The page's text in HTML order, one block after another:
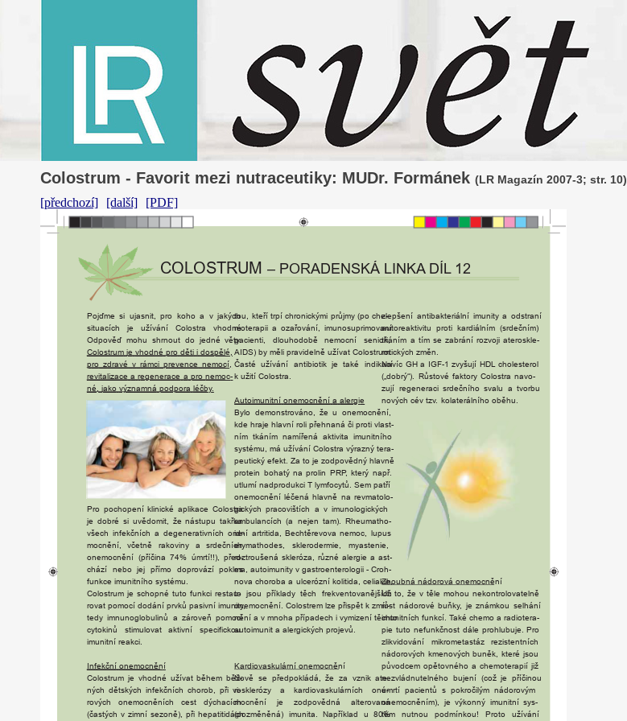
Colostrum - Favorit mezi nutraceutiky: MUDr. Formánek (LR Magazín 2007-3; str. 10)
[předchozí] [další] [PDF]
COLOSTRUM – PORADENSKÁ LINKA DÍL 12
Pojďme si ujasnit, pro koho a v jakých
situacích
je užívání Colostra
vhodné.
Odpověď mohu shrnout do jedné věty.
Colostrum je vhodné pro děti i dospělé,
pro zdravé v rámci prevence nemocí,
revitalizace a regenerace a pro nemoc-
né, jako významná podpora léčby.
Pro pochopení klinické aplikace Colostra
je dobré si uvědomit, že nástupu takřka
všech infekčních a degenerativních one-
mocnění,
včetně rakoviny a srdečních
onemocnění (příčina 74% úmrtí!!), před-
chází nebo jej přímo doprovází pokles
funkce imunitního systému.
Colostrum je schopné tuto funkci restau-
rovat pomocí dodání prvků pasivní imunity,
tedy imnunoglobulinů a zároveň pomocí
cytokinů
stimulovat aktivní specifickou
imunitní reakci.
Infekční onemocnění
Colostrum je vhodné užívat během běž-
ných dětských infekčních chorob, při vi-
rových onemocněních cest
dýchacích
(častých v zimní sezoně), při hepatitidách
tou, kteří trpí chronickými průjmy (po che-
moterapii a ozařování, imunosuprimovaní
pacienti,
dlouhodobě nemocní
senioři,
AIDS) by měli pravidelně užívat Colostrum.
Časté užívání antibiotik je také
indikací
k užití Colostra.
Autoimunitní onemocnění a alergie
Bylo demonstrováno, že u onemocnění,
kde hraje hlavní roli přehnaná či proti vlast-
ním tkáním namířená aktivita imunitního
systému, má užívání Colostra výrazný tera-
peutický efekt. Za to je zodpovědný hlavně
protein bohatý na prolin PRP, který např.
utlumí nadprodukci T lymfocytů. Sem patří
onemocnění léčená hlavně na revmatolo-
gických pracovištích a v imunologických
ambulancích (a nejen tam). Rheumatho-
idní artritida, Bechtěrevova nemoc, lupus
erymathodes,
sklerodermie,
myastenie,
roztroušená skleróza, různé alergie a ast-
ma, autoimunity v gastroenterologii - Croh-
nova choroba a ulcerózní kolitida, celiakie,
to jsou příklady těch frekventovanějších
onemocnění. Colostrem lze přispět k zmír-
nění a v mnoha případech i vymizení těchto
autoimunit a alergických projevů.
Kardiovaskulární onemocnění
Nově se předpokládá, že za vznik ate-
rosklerózy a kardiovaskulárních
one-
mocnění
je zodpovědná alterovaná
(pozměněná) imunita. Například u 80%
zlepšení antibakteriální imunity a odstraní
autoreaktivitu proti kardiálním (srdečním)
tkáním a tím se zabrání rozvoji ateroskle-
rotických změn.
Navíc GH a IGF-1 zvyšují HDL cholesterol
(„dobrý“). Růstové faktory Colostra navo-
zují regeneraci srdečního svalu a tvorbu
nových cév tzv. kolaterálního oběhu.
Zhoubná nádorová onemocnění
Už to, že v těle mohou nekontrolovatelně
růst nádorové buňky, je známkou selhání
imunitních funkcí. Také chemo a radiotera-
pie tuto nefunkčnost dále prohlubuje. Pro
zlikvidování
mikrometastáz rezistentních
nádorových kmenových buněk, které jsou
původcem opětovného a chemoterapií již
nezvládnutelného bujení (což je příčinou
úmrtí pacientů s pokročilým nádorovým
onemocněním), je výkonný imunitní sys-
tém
nutnou podmínkou! Proto
užívání